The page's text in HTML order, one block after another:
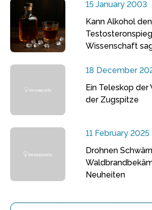
15 January 2003
Kann Alkohol den
Wissenschaft
18 December
Ein Teleskop
der Zugspitze
11 February 2025
Drohnen
Neuheiten